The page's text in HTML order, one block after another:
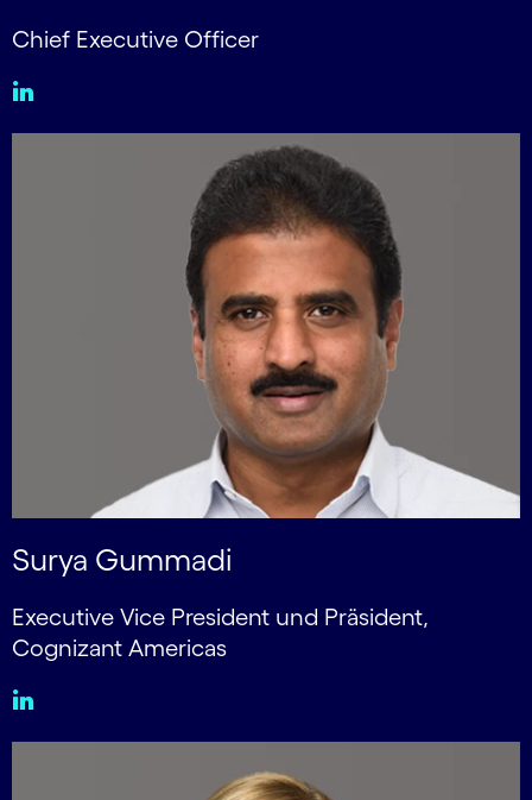
Chief Executive Officer
Surya Gummadi
Executive Vice President und Präsident,
Cognizant Americas